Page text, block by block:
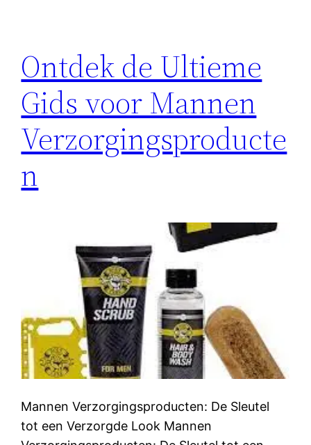
Ontdek de Ultieme
Gids voor Mannen
Verzorgingsproducte
n
Mannen Verzorgingsproducten: De Sleutel
tot een Verzorgde Look Mannen